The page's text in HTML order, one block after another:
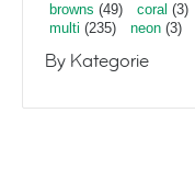
browns (49) coral (3)
multi (235) neon (3)
By Kategorie